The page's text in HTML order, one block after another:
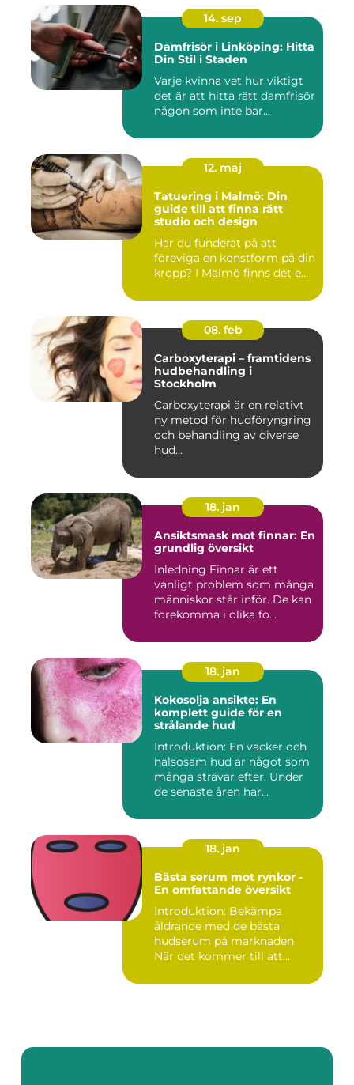
14. sep
Damfrisör i Linköping: Hitta
Din Stil i Staden
Varje kvinna vet hur viktigt
det är att hitta rätt damfrisör
någon som inte bar...
12. maj
Tatuering i Malmö: Din
guide till att finna rätt
studio och design
Har du funderat på att
föreviga en konstform på din
kropp? I Malmö finns det e...
08. feb
Carboxyterapi – framtidens
hudbehandling i
Stockholm
Carboxyterapi är en relativt
ny metod för hudföryngring
och behandling av diverse
hud...
18. jan
Ansiktsmask mot finnar: En
grundlig översikt
Inledning Finnar är ett
vanligt problem som många
människor står inför. De kan
förekomma i olika fo...
18. jan
Kokosolja ansikte: En
komplett guide för en
strålande hud
Introduktion: En vacker och
hälsosam hud är något som
många strävar efter. Under
de senaste åren har...
18. jan
Bästa serum mot rynkor -
En omfattande översikt
Introduktion: Bekämpa
åldrande med de bästa
hudserum på marknaden
När det kommer till att